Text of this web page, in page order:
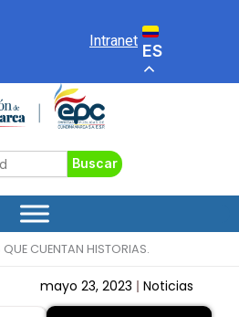
Intranet
ES
Buscar
QUE CUENTAN HISTORIAS.
mayo 23, 2023 Noticias